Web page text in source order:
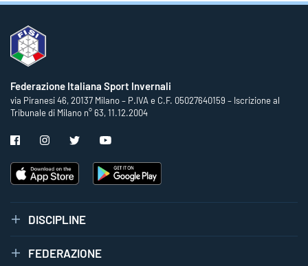
Federazione Italiana Sport Invernali
via Piranesi 46, 20137 Milano – P.IVA e C.F. 05027640159 – Iscrizione al
Tribunale di Milano n° 63, 11.12.2004
DISCIPLINE
FEDERAZIONE